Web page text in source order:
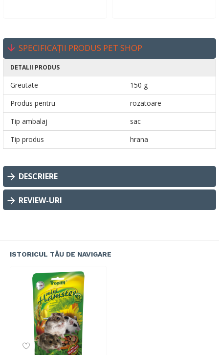
SPECIFICAȚII PRODUS PET SHOP
DETALII PRODUS
Greutate
150 g
Produs pentru
rozatoare
Tip ambalaj
sac
Tip produs
hrana
DESCRIERE
REVIEW-URI
ISTORICUL TĂU DE NAVIGARE